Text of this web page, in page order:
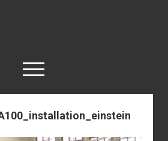
open
< work
Berlin